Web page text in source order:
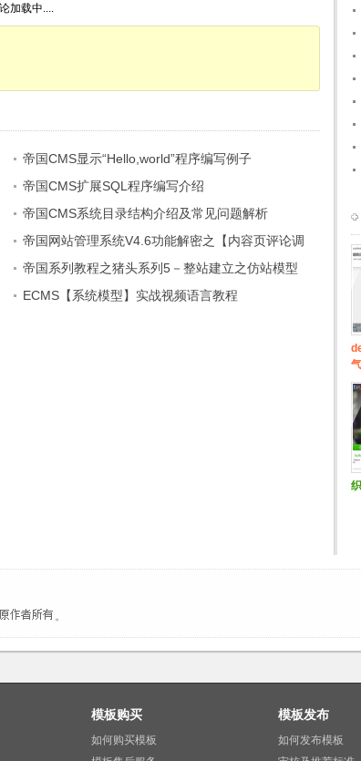
加载中....
帝国CMS显示“Hello,world”程序编写例子
帝国CMS扩展SQL程序编写介绍
帝国CMS系统目录结构介绍及常见问题解析
帝国网站管理系统V4.6功能解密之【内容页评论调
用】
帝国系列教程之猪头系列5－整站建立之仿站模型
建立
ECMS【系统模型】实战视频语言教程
。
模板购买
如何购买模板
模板发布
如何发布模板